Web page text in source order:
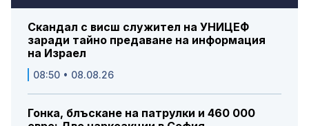
Скандал с висш служител на УНИЦЕФ
заради тайно предаване на информация
на Израел
08:50 • 08.08.26
Гонка, блъскане на патрулки и 460 000